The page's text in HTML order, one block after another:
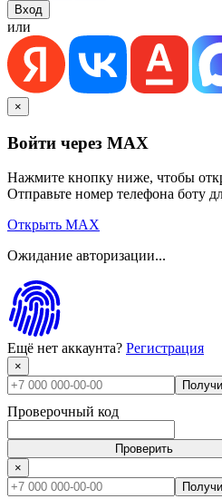
или
×
Войти через MAX
Нажмите кнопку ниже, чтобы
Отправьте номер телефона боту
Открыть MAX
Ожидание авторизации...
Ещё нет аккаунта? Регистрация
×
Проверочный код
Проверить
×